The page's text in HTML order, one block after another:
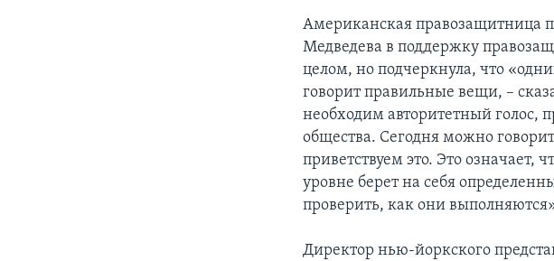
Американская правозащитница
Медведева в поддержку
целом, но подчеркнула, что
говорит правильные вещи, –
необходим авторитетный голос,
общества. Сегодня можно
приветствуем это. Это означает,
уровне берет на себя
проверить, как они
Директор нью-йоркского